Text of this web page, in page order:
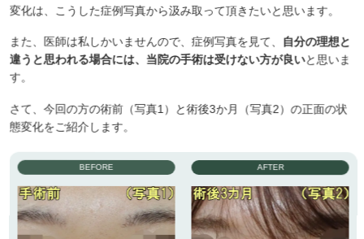
変化は、こうした症例写真から汲み取って頂きたいと思います。
また、医師は私しかいませんので、症例写真を見て、 自分の理想と
違うと思われる場合には、当院の手術は受けない方が良いと思いま
す。
さて、今回の方の術前（写真1）と術後3か月（写真2）の正面の状
態変化をご紹介します。
BEFORE AFTER